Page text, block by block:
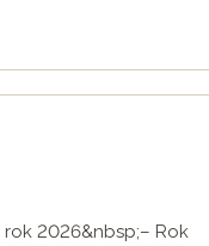
2026&nbsp;– Rok